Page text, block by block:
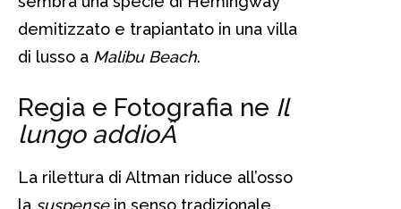
demitizzato e trapiantato in una villa
di lusso a Malibu Beach.
Regia e Fotografia ne Il
lungo addioÂ
La rilettura di Altman riduce all’osso
la suspensein senso tradizionale,